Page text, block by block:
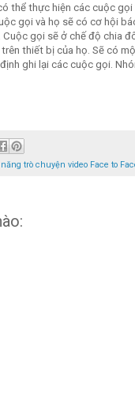
thể thực hiện các cuộc
gọi và họ sẽ có cơ hội
Cuộc gọi sẽ ở chế độ chia
thiết bị của họ. Sẽ có
ghi lại các cuộc gọi.
trò chuyện video Face to